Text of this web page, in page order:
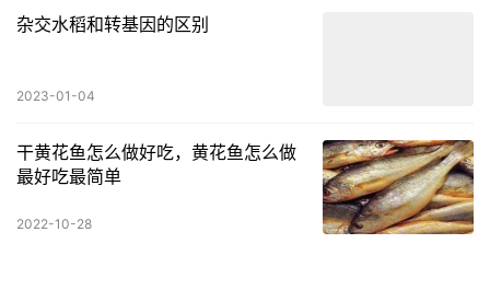
杂交水稻和转基因的区别
2023-01-04
干黄花鱼怎么做好吃，黄花鱼怎么做
最好吃最简单
2022-10-28